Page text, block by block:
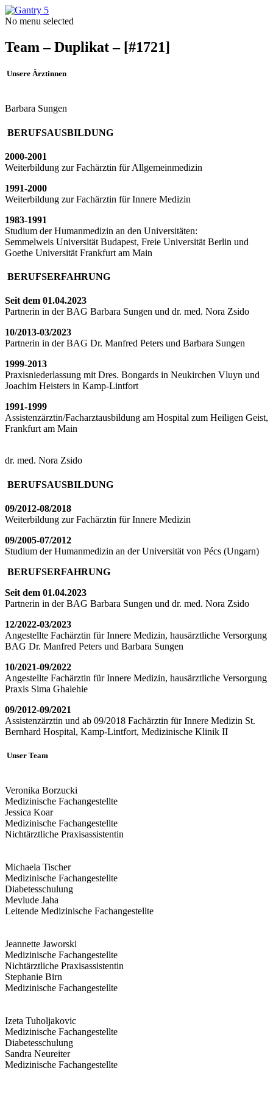
No menu selected
Team – Duplikat – [#1721]
Unsere Ärztinnen
Barbara Sungen
BERUFSAUSBILDUNG
2000-2001
Weiterbildung zur Fachärztin für Allgemeinmedizin
1991-2000
Weiterbildung zur Fachärztin für Innere Medizin
1983-1991
Studium der Humanmedizin an den Universitäten:
Semmelweis Universität Budapest, Freie Universität Berlin und
Goethe Universität Frankfurt am Main
BERUFSERFAHRUNG
Seit dem 01.04.2023
Partnerin in der BAG Barbara Sungen und dr. med. Nora Zsido
10/2013-03/2023
Partnerin in der BAG Dr. Manfred Peters und Barbara Sungen
1999-2013
Praxisniederlassung mit Dres. Bongards in Neukirchen Vluyn und
Joachim Heisters in Kamp-Lintfort
1991-1999
Assistenzärztin/Facharztausbildung am Hospital zum Heiligen Geist,
Frankfurt am Main
dr. med. Nora Zsido
BERUFSAUSBILDUNG
09/2012-08/2018
Weiterbildung zur Fachärztin für Innere Medizin
09/2005-07/2012
Studium der Humanmedizin an der Universität von Pécs (Ungarn)
BERUFSERFAHRUNG
Seit dem 01.04.2023
Partnerin in der BAG Barbara Sungen und dr. med. Nora Zsido
12/2022-03/2023
Angestellte Fachärztin für Innere Medizin, hausärztliche Versorgung
BAG Dr. Manfred Peters und Barbara Sungen
10/2021-09/2022
Angestellte Fachärztin für Innere Medizin, hausärztliche Versorgung
Praxis Sima Ghalehie
09/2012-09/2021
Assistenzärztin und ab 09/2018 Fachärztin für Innere Medizin St.
Bernhard Hospital, Kamp-Lintfort, Medizinische Klinik II
Unser Team
Veronika Borzucki
Medizinische Fachangestellte
Jessica Koar
Medizinische Fachangestellte
Nichtärztliche Praxisassistentin
Michaela Tischer
Medizinische Fachangestellte
Diabetesschulung
Mevlude Jaha
Leitende Medizinische Fachangestellte
Jeannette Jaworski
Medizinische Fachangestellte
Nichtärztliche Praxisassistentin
Stephanie Birn
Medizinische Fachangestellte
Izeta Tuholjakovic
Medizinische Fachangestellte
Diabetesschulung
Sandra Neureiter
Medizinische Fachangestellte